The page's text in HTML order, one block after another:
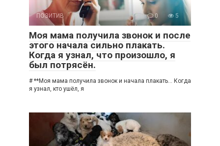
ПОЗИТИВ 0 5
Моя мама получила звонок и после
этого начала сильно плакать.
Когда я узнал, что произошло, я
был потрясён.
# **Моя мама получила звонок и начала плакать… Когда
я узнал, кто ушёл, я